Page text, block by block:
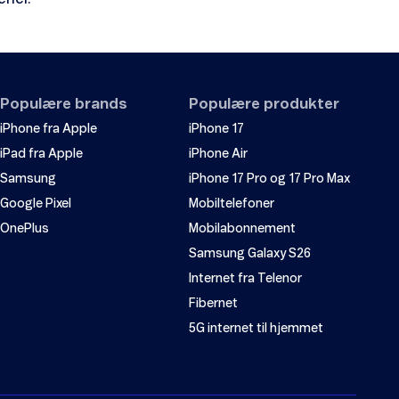
Populære brands
iPhone fra Apple
iPad fra Apple
Samsung
Google Pixel
OnePlus
Populære produkter
iPhone 17
iPhone Air
iPhone 17 Pro og 17 Pro Max
Mobiltelefoner
Mobilabonnement
Samsung Galaxy S26
Internet fra Telenor
Fibernet
5G internet til hjemmet